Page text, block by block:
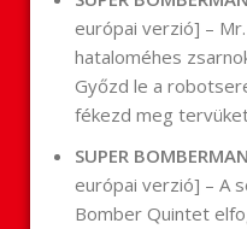
európai verzió] –
hataloméhes
Győzd le a
fékezd meg
SUPER
európai verzió] – A
Bomber Quintet